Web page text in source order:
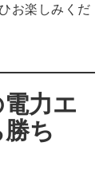
お楽しみくだ
力エ
ち